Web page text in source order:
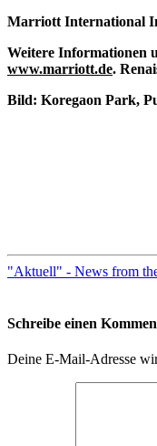
Marriott International
Weitere Informationen
www.marriott.de.
Bild: Koregaon Park,
"Aktuell" - News from
Schreibe einen
Deine E-Mail-Adresse